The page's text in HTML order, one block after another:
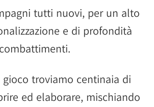
tutti nuovi, per un alto
e di profondità
troviamo centinaia di
ed elaborare, mischiando